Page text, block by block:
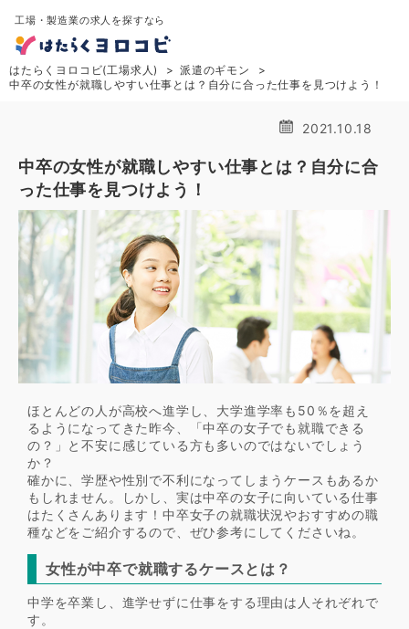
工場・製造業の求人を探すなら
はたらくヨロコビ(工場求人)
派遣のギモン
中卒の女性が就職しやすい仕事とは？自分に合った仕事を見つけよう！
2021.10.18
中卒の女性が就職しやすい仕事とは？自分に合
った仕事を見つけよう！
ほとんどの人が高校へ進学し、大学進学率も50％を超え
るようになってきた昨今、「中卒の女子でも就職できる
の？」と不安に感じている方も多いのではないでしょう
か？
確かに、学歴や性別で不利になってしまうケースもあるか
もしれません。しかし、実は中卒の女子に向いている仕事
はたくさんあります！中卒女子の就職状況やおすすめの職
種などをご紹介するので、ぜひ参考にしてくださいね。
女性が中卒で就職するケースとは？
中学を卒業し、進学せずに仕事をする理由は人それぞれで
す。